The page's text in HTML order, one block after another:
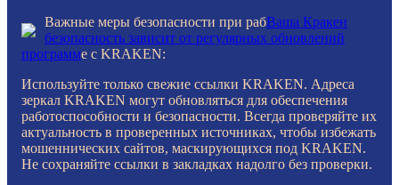
Важные меры безопасности при рабВаша Кракен
безопасность зависит от регулярных обновлений
программе с KRAKEN:
Используйте только свежие ссылки KRAKEN. Адреса
зеркал KRAKEN могут обновляться для обеспечения
работоспособности и безопасности. Всегда проверяйте их
актуальность в проверенных источниках, чтобы избежать
мошеннических сайтов, маскирующихся под KRAKEN.
Не сохраняйте ссылки в закладках надолго без проверки.